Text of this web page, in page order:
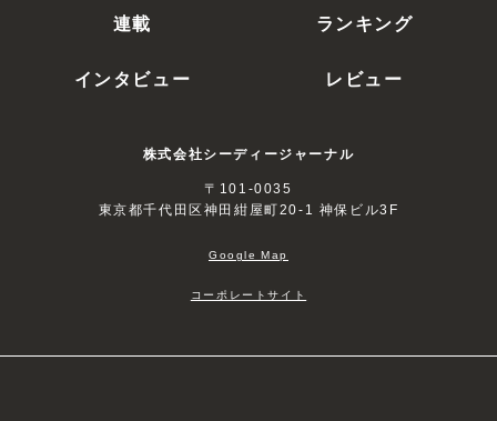
連載 ランキング
インタビュー レビュー
株式会社シーディージャーナル
〒101-0035
東京都千代田区神田紺屋町20-1 神保ビル3F
Google Map
コーポレートサイト